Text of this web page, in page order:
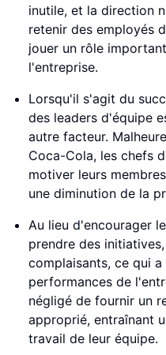
inutile, et la direction
retenir des employés
jouer un rôle
l'entreprise.
Lorsqu'il s'agit du
des leaders d'équipe
autre facteur.
Coca-Cola, les chefs
motiver leurs
une diminution de la
Au lieu d'encourager
prendre des
complaisants, ce qui
performances de
négligé de fournir un
approprié, entraînant
travail de leur équipe.